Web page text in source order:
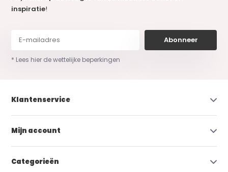
inspiratie!
Abonneer
* Lees hier de wettelijke beperkingen
Klantenservice
Mijn account
Categorieën